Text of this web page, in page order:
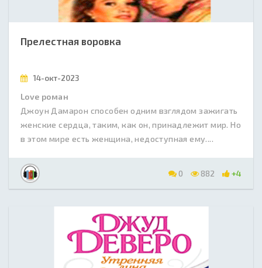
Прелестная воровка
14-окт-2023
Love роман
Джоун Дамарон способен одним взглядом зажигать
женские сердца, таким, как он, принадлежит мир. Но
в этом мире есть женщина, недоступная ему....
0 882 +4